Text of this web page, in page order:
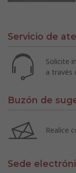
Servicio de
Solicite
a través
Buzón de
Realice
Sede